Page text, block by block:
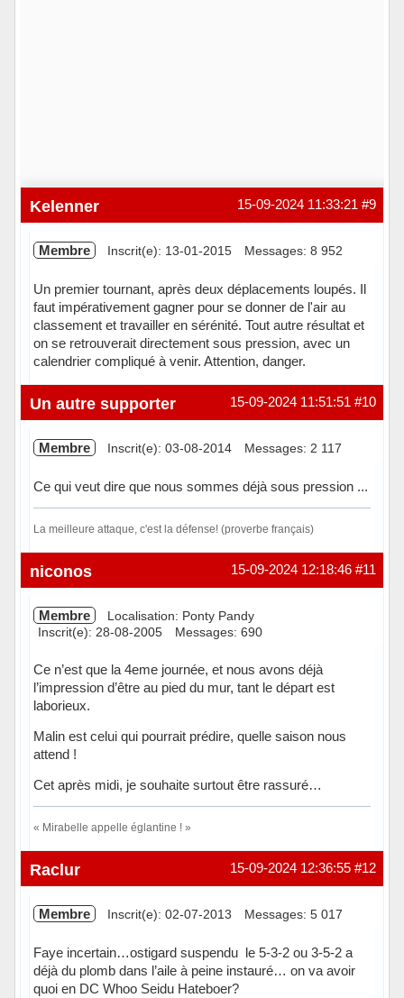
#9
15-09-2024 11:33:21
Kelenner
Membre Inscrit(e): 13-01-2015 Messages: 8 952
Un premier tournant, après deux déplacements loupés. Il
faut impérativement gagner pour se donner de l'air au
classement et travailler en sérénité. Tout autre résultat et
on se retrouverait directement sous pression, avec un
calendrier compliqué à venir. Attention, danger.
Hors ligne #10
15-09-2024 11:51:51
Un autre supporter
Membre Inscrit(e): 03-08-2014 Messages: 2 117
Ce qui veut dire que nous sommes déjà sous pression ...
La meilleure attaque, c'est la défense! (proverbe français)
Hors ligne #11
15-09-2024 12:18:46
niconos
Membre
Localisation: Ponty Pandy
Inscrit(e): 28-08-2005
Messages: 690
Ce n’est que la 4eme journée, et nous avons déjà
l’impression d’être au pied du mur, tant le départ est
laborieux.
Malin est celui qui pourrait prédire, quelle saison nous
attend !
Cet après midi, je souhaite surtout être rassuré…
« Mirabelle appelle églantine ! »
Hors ligne #12
15-09-2024 12:36:55
Raclur
Membre Inscrit(e): 02-07-2013 Messages: 5 017
Faye incertain…ostigard suspendu le 5-3-2 ou 3-5-2 a
déjà du plomb dans l’aile à peine instauré… on va avoir
quoi en DC Whoo Seidu Hateboer?